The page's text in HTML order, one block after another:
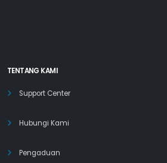
TENTANG KAMI
Support Center
Hubungi Kami
Pengaduan